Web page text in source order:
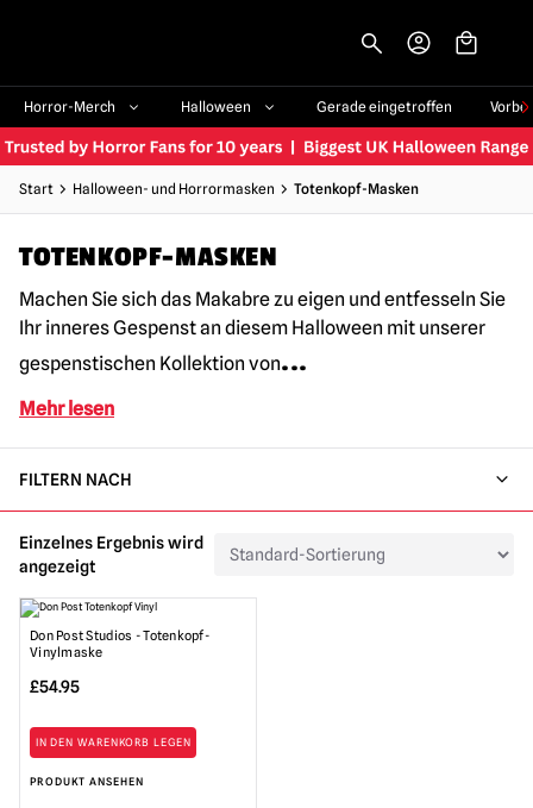
Horror-Merch Halloween Gerade eingetroffen
Start Halloween- und Horrormasken Totenkopf-Masken
TOTENKOPF-MASKEN
Machen Sie sich das Makabre zu eigen und entfesseln Sie
Ihr inneres Gespenst an diesem Halloween mit unserer
gespenstischen Kollektion von...
Mehr lesen
FILTERN NACH
Einzelnes Ergebnis wird
angezeigt
Don Post Studios - Totenkopf-
Vinylmaske
£54.95
IN DEN WARENKORB LEGEN
PRODUKT ANSEHEN